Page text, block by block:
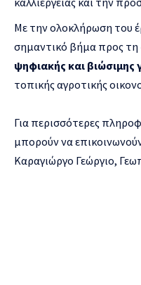
Με την ολοκλήρωση του
σημαντικό βήμα προς τη
ψηφιακής και βιώσιμης
τοπικής αγροτικής
Για περισσότερες
μπορούν να
Καραγιώργο Γεώργιο,